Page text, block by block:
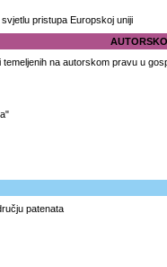
pristupa Europskoj uniji
na autorskom pravu u
patenata